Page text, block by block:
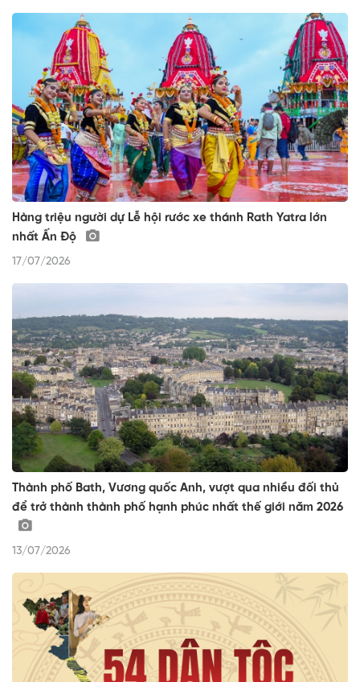
Hàng triệu người dự Lễ hội rước xe thánh Rath Yatra lớn
nhất Ấn Độ
17/07/2026
Thành phố Bath, Vương quốc Anh, vượt qua nhiều đối thủ
để trở thành thành phố hạnh phúc nhất thế giới năm 2026
13/07/2026